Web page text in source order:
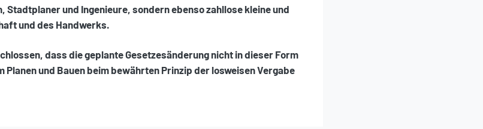
und Ingenieure, sondern ebenso zahllose kleine und
und des Handwerks.
dass die geplante Gesetzesänderung nicht in dieser Form
und Bauen beim bewährten Prinzip der losweisen Vergabe